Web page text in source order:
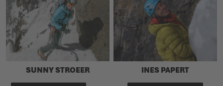
SUNNY STROEER INES PAPERT